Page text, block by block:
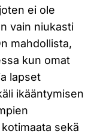
ei ole
vain niukasti
mahdollista,
kun omat
lapset
ikääntymisen
sekä